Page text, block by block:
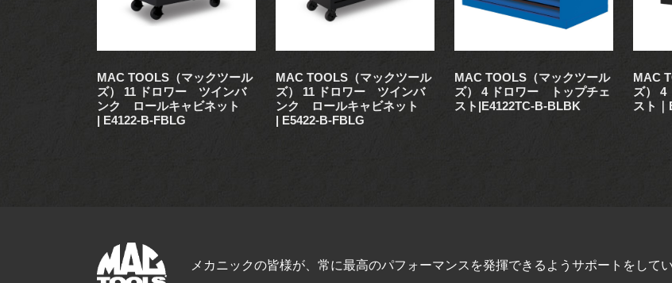
MAC TOOLS（マックツール
ズ） 11 ドロワー ツインバ
ンク ロールキャビネット
| E4122-B-FBLG
MAC TOOLS（マックツール
ズ） 11 ドロワー ツインバ
ンク ロールキャビネット
| E5422-B-FBLG
MAC TOOLS（マックツール
ズ） 4 ドロワー トップチェ
スト|E4122TC-B-BLBK
MAC
ズ）
スト
メカニックの皆様が、常に最高のパフォーマンスを発揮できるようサポートをしてい